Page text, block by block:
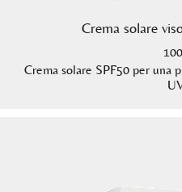
Crema solare
Crema solare SPF50 per una